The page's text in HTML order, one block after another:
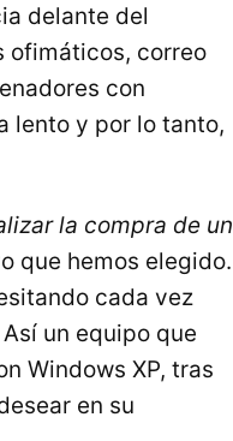
delante del
ofimáticos, correo
con
lento y por lo tanto,
la compra de un
que hemos elegido.
cada vez
un equipo que
Windows XP, tras
en su